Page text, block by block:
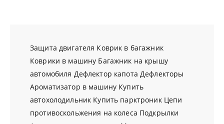
Защита двигателя Коврик в багажник
Коврики в машину Багажник на крышу
автомобиля Дефлектор капота Дефлекторы
Ароматизатор в машину Купить
автохолодильник Купить парктроник Цепи
противоскольжения на колеса Подкрылки